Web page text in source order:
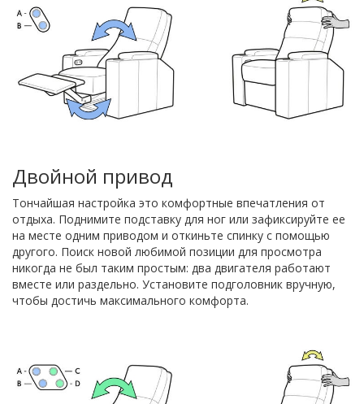
Двойной привод
Тончайшая настройка это комфортные впечатления от
отдыха. Поднимите подставку для ног или зафиксируйте ее
на месте одним приводом и откиньте спинку с помощью
другого. Поиск новой любимой позиции для просмотра
никогда не был таким простым: два двигателя работают
вместе или раздельно. Установите подголовник вручную,
чтобы достичь максимального комфорта.